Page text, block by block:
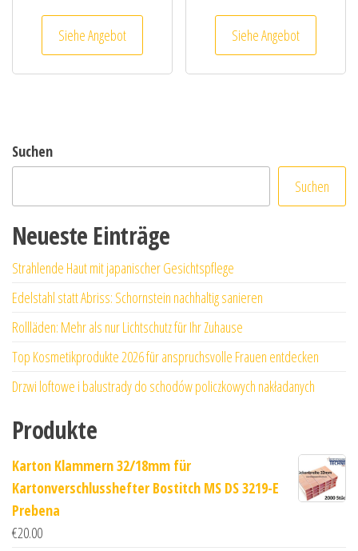
Siehe Angebot Siehe Angebot
Suchen
Suchen
Neueste Einträge
Strahlende Haut mit japanischer Gesichtspflege
Edelstahl statt Abriss: Schornstein nachhaltig sanieren
Rollläden: Mehr als nur Lichtschutz für Ihr Zuhause
Top Kosmetikprodukte 2026 für anspruchsvolle Frauen entdecken
Drzwi loftowe i balustrady do schodów policzkowych nakładanych
Produkte
Karton Klammern 32/18mm für
Kartonverschlusshefter Bostitch MS DS 3219-E
Prebena
€20.00